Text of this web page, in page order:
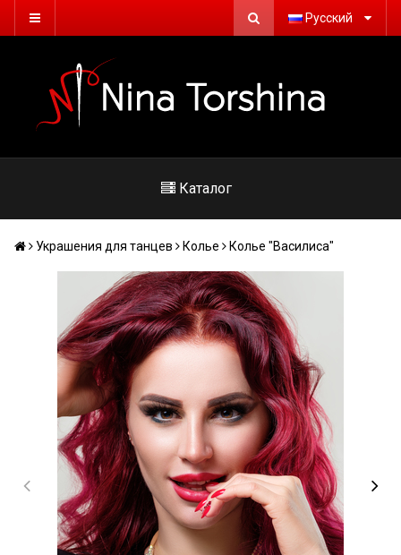
Русский
Каталог
Украшения для танцев Колье Колье "Василиса"